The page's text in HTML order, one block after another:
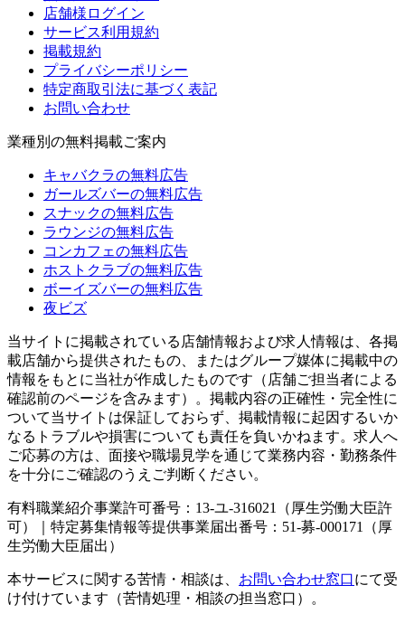
店舗様ログイン
サービス利用規約
掲載規約
プライバシーポリシー
特定商取引法に基づく表記
お問い合わせ
業種別の無料掲載ご案内
キャバクラの無料広告
ガールズバーの無料広告
スナックの無料広告
ラウンジの無料広告
コンカフェの無料広告
ホストクラブの無料広告
ボーイズバーの無料広告
夜ビズ
当サイトに掲載されている店舗情報および求人情報は、各掲
載店舗から提供されたもの、またはグループ媒体に掲載中の
情報をもとに当社が作成したものです（店舗ご担当者による
確認前のページを含みます）。掲載内容の正確性・完全性に
ついて当サイトは保証しておらず、掲載情報に起因するいか
なるトラブルや損害についても責任を負いかねます。求人へ
ご応募の方は、面接や職場見学を通じて業務内容・勤務条件
を十分にご確認のうえご判断ください。
有料職業紹介事業許可番号：13-ユ-316021（厚生労働大臣許
可）｜特定募集情報等提供事業届出番号：51-募-000171（厚
生労働大臣届出）
本サービスに関する苦情・相談は、 お問い合わせ窓口にて受
け付けています（苦情処理・相談の担当窓口）。